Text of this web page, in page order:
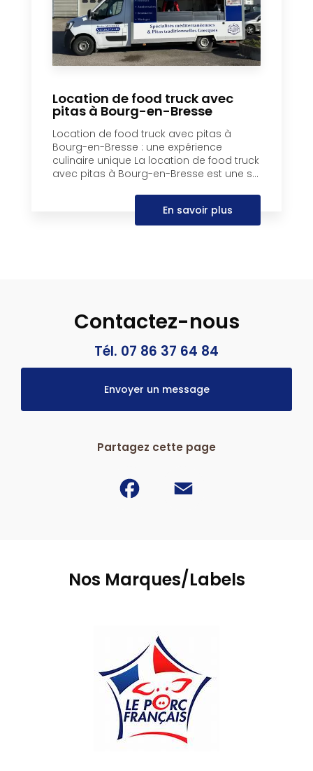
Location de food truck avec
pitas à Bourg-en-Bresse
Location de food truck avec pitas à
Bourg-en-Bresse : une expérience
culinaire unique La location de food truck
avec pitas à Bourg-en-Bresse est une s...
En savoir plus
Contactez-nous
Tél. 07 86 37 64 84
Envoyer un message
Partagez cette page
Nos Marques/Labels